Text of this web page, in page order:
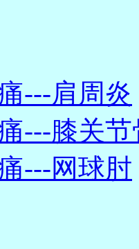
---肩周炎
---膝关
---网球肘